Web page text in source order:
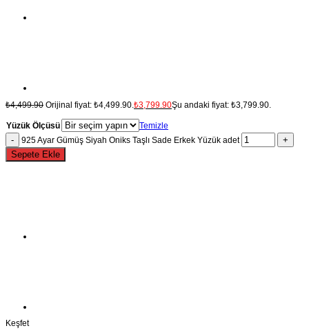
₺4,499.90 Orijinal fiyat: ₺4,499.90. ₺3,799.90Şu andaki fiyat: ₺3,799.90.
Yüzük Ölçüsü
Temizle
925 Ayar Gümüş Siyah Oniks Taşlı Sade Erkek Yüzük adet
Sepete Ekle
Keşfet